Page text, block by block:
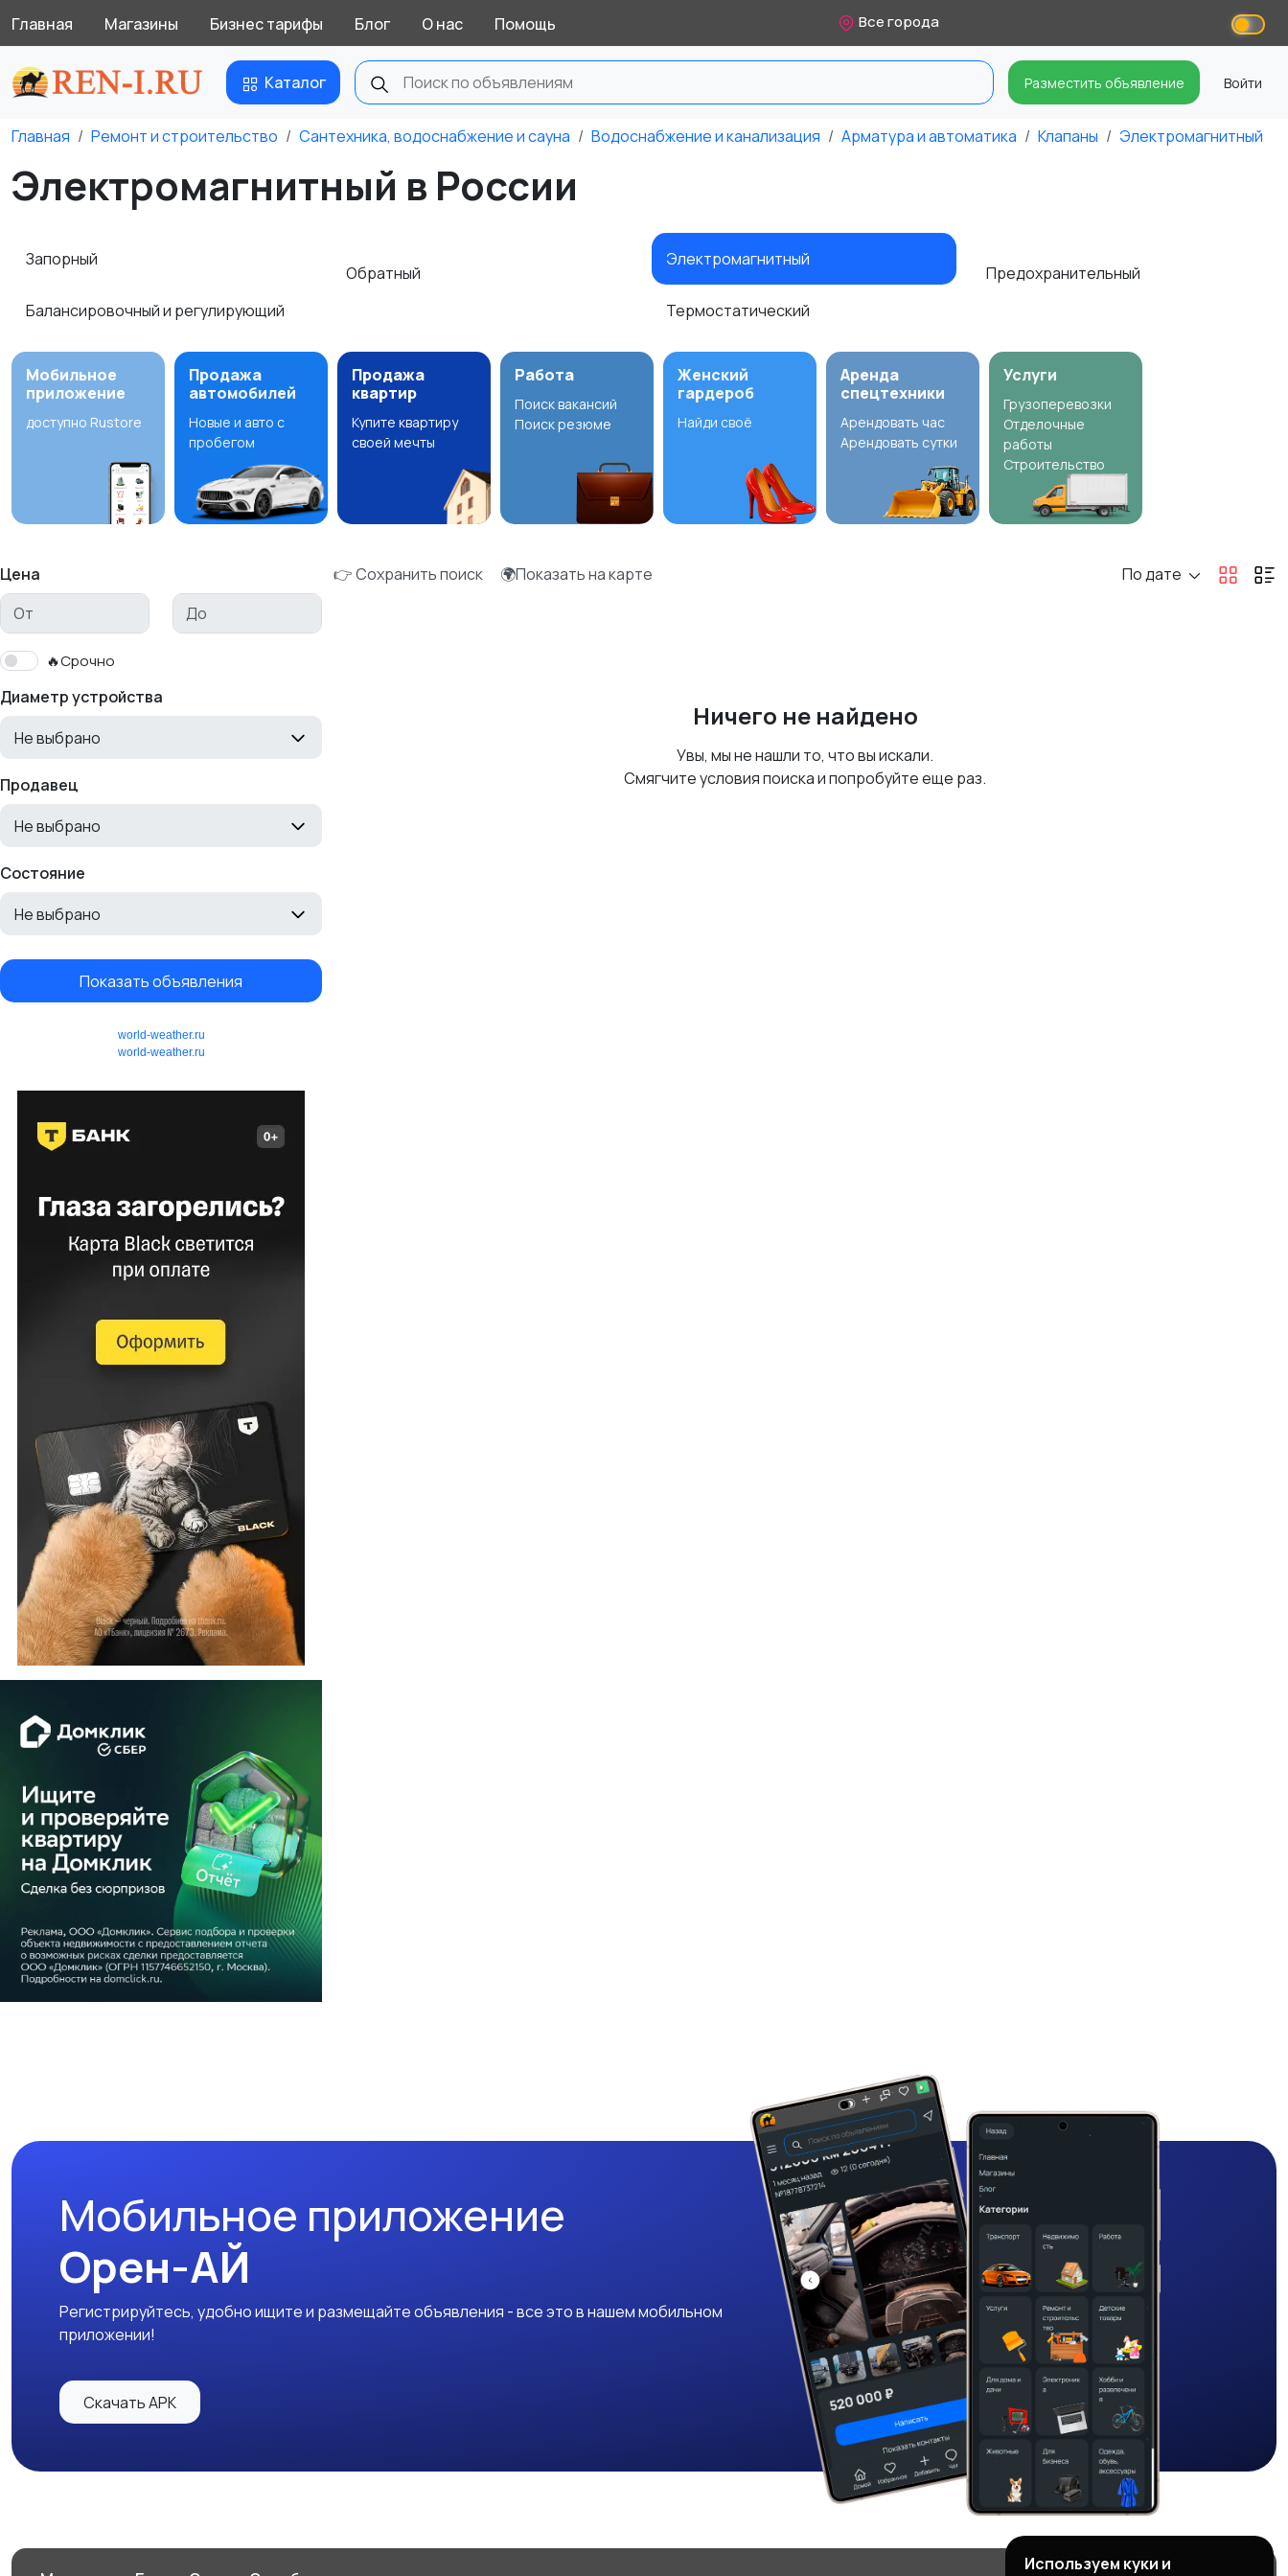
Главная Магазины Бизнес тарифы Блог О нас Помощь Все города
Каталог Разместить объявление Войти
Главная Ремонт и строительство Сантехника, водоснабжение и сауна Водоснабжение и канализация Арматура и автоматика Клапаны Электромагнитный
Электромагнитный в России
Запорный
Балансировочный и регулирующий
Обратный
Электромагнитный
Термостатический
Предохранительный
Мобильное
приложение
доступно Rustore
Продажа
автомобилей
Новые и авто с
пробегом
Продажа
квартир
Купите квартиру
своей мечты
Работа
Поиск вакансий
Поиск резюме
Женский
гардероб
Найди своё
Аренда
спецтехники
Арендовать час
Арендовать сутки
Услуги
Грузоперевозки
Отделочные
работы
Строительство
Цена
🔥Срочно
Диаметр устройства
Не выбрано
Продавец
Не выбрано
Состояние
Не выбрано
Показать объявления
world-weather.ru
world-weather.ru
👉 Сохранить поиск 🌍Показать на карте По дате
Ничего не найдено
Увы, мы не нашли то, что вы искали.
Смягчите условия поиска и попробуйте еще раз.
Мобильное приложение
Орен-АЙ
Регистрируйтесь, удобно ищите и размещайте объявления - все это в нашем мобильном
приложении!
Скачать APK
Используем куки и